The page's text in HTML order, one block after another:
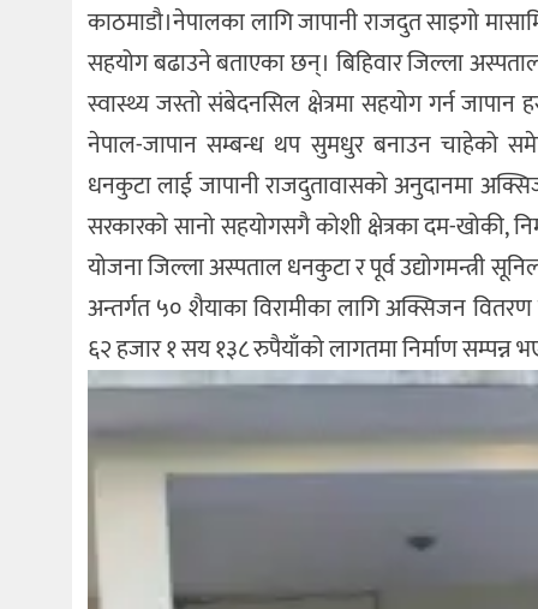
काठमाडौ।नेपालका लागि जापानी राजदुत साइगो
सहयोग बढाउने बताएका छन्। बिहिवार जिल्ला
स्वास्थ्य जस्तो संबेदनसिल क्षेत्रमा सहयोग गर्न जापान
नेपाल-जापान सम्बन्ध थप सुमधुर बनाउन चाहेको
धनकुटा लाई जापानी राजदुतावासको अनुदानमा
सरकारको सानो सहयोगसगै कोशी क्षेत्रका दम-खोकी,
योजना जिल्ला अस्पताल धनकुटा र पूर्व उद्योगमन्त्री
अन्तर्गत ५० शैयाका विरामीका लागि अक्सिजन
६२ हजार १ सय १३८ रुपैयाँको लागतमा निर्माण सम्पन्न